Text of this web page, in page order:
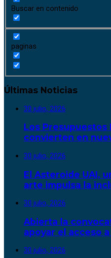
Buscar en contenido
paginas
Últimas Noticias
30 julio, 2026
Los Presupuestos
convierten en
30 julio, 2026
El Asteroide UAI,
arte impulsa la
30 julio, 2026
Abierta la
apoyar el acceso
30 julio, 2026